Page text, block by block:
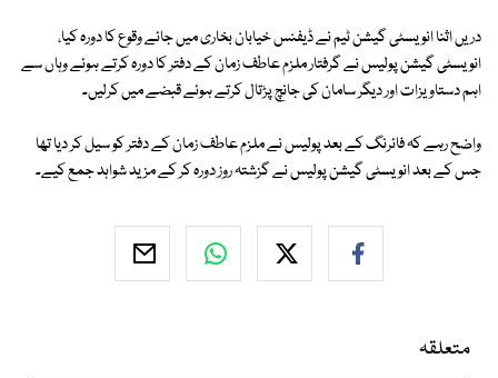
دریں اثنا انویسٹی گیشن ٹیم نے ڈیفنس خیابان بخاری میں جائے وقوع کا دورہ کیا،
انویسٹی گیشن پولیس نے گرفتار ملزم عاطف زمان کے دفتر کا دورہ کرتے ہوئے وہاں سے
اہم دستاویزات اور دیگر سامان کی جانچ پڑتال کرتے ہوئے قبضے میں کرلیں۔
واضح رہے کہ فائرنگ کے بعد پولیس نے ملزم عاطف زمان کے دفتر کو سیل کر دیا تھا
جس کے بعد انویسٹی گیشن پولیس نے گزشتہ روز دورہ کر کے مزید شواہد جمع کیے۔
متعلقہ